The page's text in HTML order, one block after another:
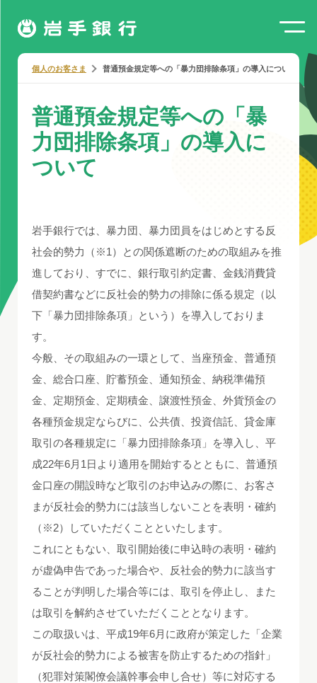
個人のお客さま 普通預金規定等への「暴力団排除条項」の導入について
普通預金規定等への「暴
力団排除条項」の導入に
ついて
岩手銀行では、暴力団、暴力団員をはじめとする反
社会的勢力（※1）との関係遮断のための取組みを推
進しており、すでに、銀行取引約定書、金銭消費貸
借契約書などに反社会的勢力の排除に係る規定（以
下「暴力団排除条項」という）を導入しておりま
す。
今般、その取組みの一環として、当座預金、普通預
金、総合口座、貯蓄預金、通知預金、納税準備預
金、定期預金、定期積金、譲渡性預金、外貨預金の
各種預金規定ならびに、公共債、投資信託、貸金庫
取引の各種規定に「暴力団排除条項」を導入し、平
成22年6月1日より適用を開始するとともに、普通預
金口座の開設時など取引のお申込みの際に、お客さ
まが反社会的勢力には該当しないことを表明・確約
（※2）していただくことといたします。
これにともない、取引開始後に申込時の表明・確約
が虚偽申告であった場合や、反社会的勢力に該当す
ることが判明した場合等には、取引を停止し、また
は取引を解約させていただくこととなります。
この取扱いは、平成19年6月に政府が策定した「企業
が反社会的勢力による被害を防止するための指針」
（犯罪対策閣僚会議幹事会申し合せ）等に対応する